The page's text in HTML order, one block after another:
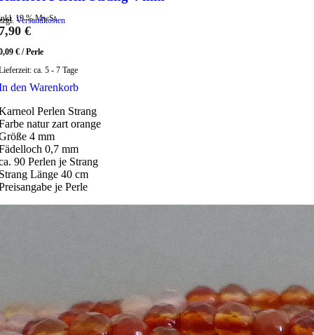
19 % MwSt.
Versandkosten
€
€ /Perle
ca. 5 - 7 Tage
den Warenkorb
Perlen Strang
natur zart orange
4 mm
0,7 mm
90 Perlen je Strang
Länge 40 cm
je Perle